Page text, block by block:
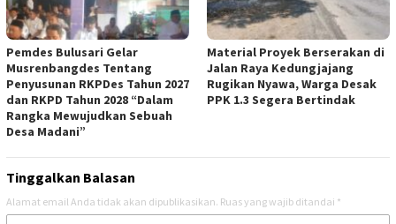
Pemdes Bulusari Gelar
Musrenbangdes Tentang
Penyusunan RKPDes Tahun 2027
dan RKPD Tahun 2028 “Dalam
Rangka Mewujudkan Sebuah
Desa Madani”
Material Proyek Berserakan di
Jalan Raya Kedungjajang
Rugikan Nyawa, Warga Desak
PPK 1.3 Segera Bertindak
Tinggalkan Balasan
Alamat email Anda tidak akan dipublikasikan. Ruas yang wajib ditandai *